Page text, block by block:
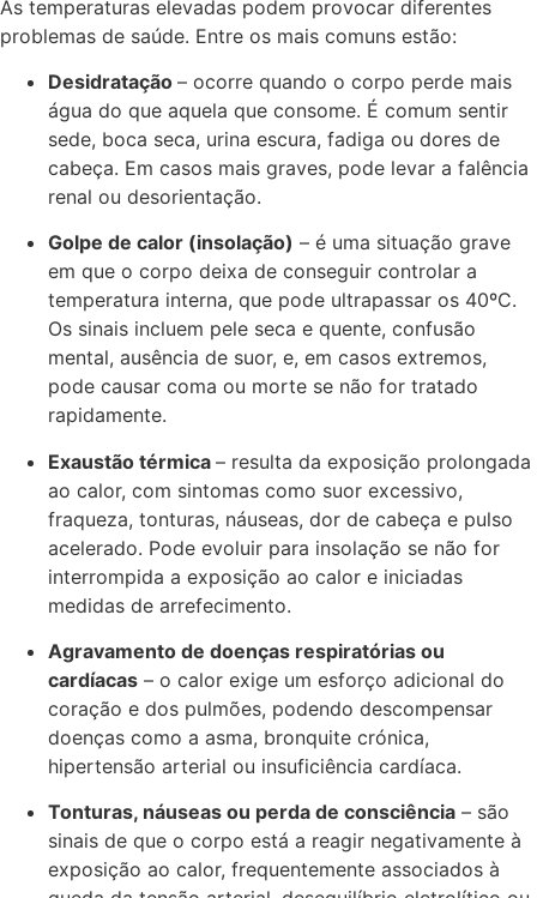
As temperaturas elevadas podem provocar diferentes
problemas de saúde. Entre os mais comuns estão:
Desidratação – ocorre quando o corpo perde mais
água do que aquela que consome. É comum sentir
sede, boca seca, urina escura, fadiga ou dores de
cabeça. Em casos mais graves, pode levar a falência
renal ou desorientação.
Golpe de calor (insolação) – é uma situação grave
em que o corpo deixa de conseguir controlar a
temperatura interna, que pode ultrapassar os 40ºC.
Os sinais incluem pele seca e quente, confusão
mental, ausência de suor, e, em casos extremos,
pode causar coma ou morte se não for tratado
rapidamente.
Exaustão térmica – resulta da exposição prolongada
ao calor, com sintomas como suor excessivo,
fraqueza, tonturas, náuseas, dor de cabeça e pulso
acelerado. Pode evoluir para insolação se não for
interrompida a exposição ao calor e iniciadas
medidas de arrefecimento.
Agravamento de doenças respiratórias ou
cardíacas – o calor exige um esforço adicional do
coração e dos pulmões, podendo descompensar
doenças como a asma, bronquite crónica,
hipertensão arterial ou insuficiência cardíaca.
Tonturas, náuseas ou perda de consciência – são
sinais de que o corpo está a reagir negativamente à
exposição ao calor, frequentemente associados à